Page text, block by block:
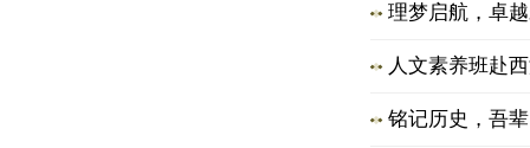
理梦启航，卓
人文素养班赴
铭记历史，吾